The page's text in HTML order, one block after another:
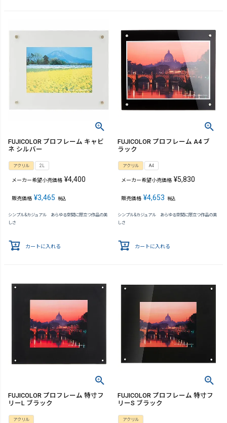
FUJICOLOR プロフレーム キャビ
ネ シルバー
アクリル 2L
メーカー希望小売価格 ¥4,400
販売価格 ¥3,465 税込
シンプル&カジュアル あらゆる空間に際立つ作品の美
しさ
カートに入れる
FUJICOLOR プロフレーム A4 ブ
ラック
アクリル A4
メーカー希望小売価格 ¥5,830
販売価格 ¥4,653 税込
シンプル&カジュアル あらゆる空間に際立つ作品の美
しさ
カートに入れる
FUJICOLOR プロフレーム 特寸フ
リーL ブラック
アクリル
FUJICOLOR プロフレーム 特寸フ
リーS ブラック
アクリル